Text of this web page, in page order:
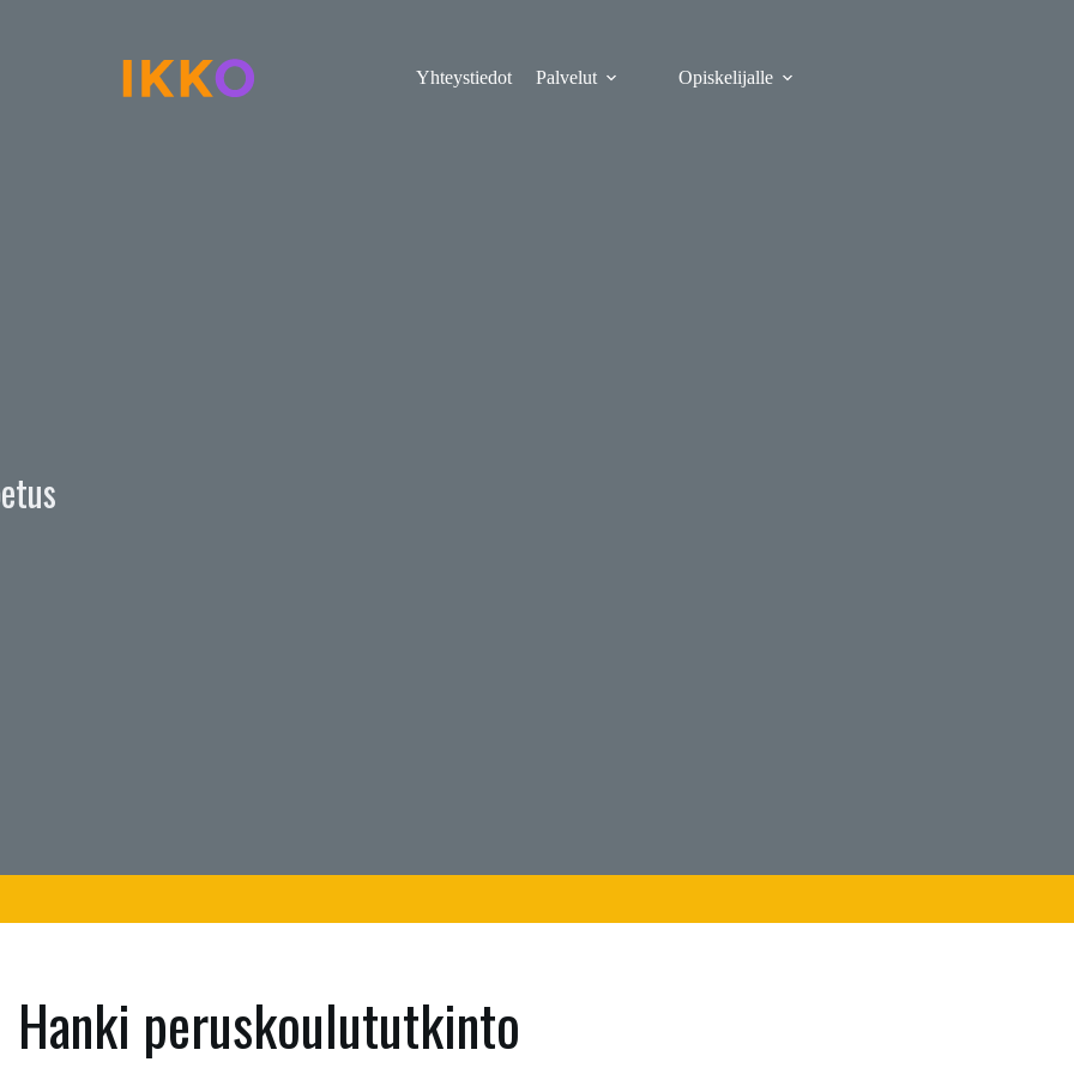
Yhteystiedot Palvelut Opiskelijalle
Hanki peruskoulututkinto